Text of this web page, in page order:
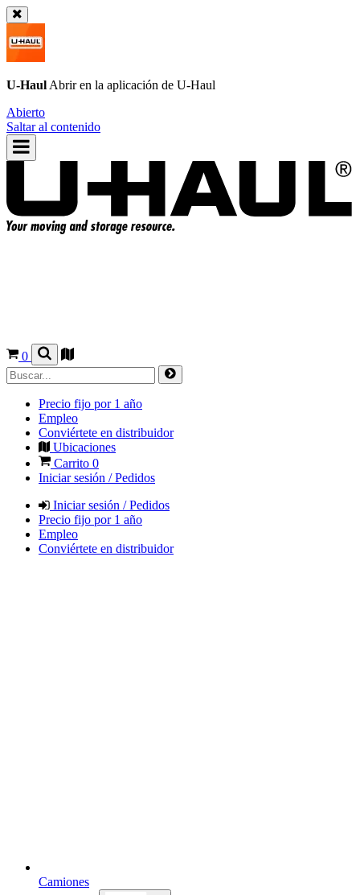
U-Haul Abrir en la aplicación de U-Haul
Abierto
Saltar al contenido
0
Precio fijo por 1 año
Empleo
Conviértete en distribuidor
Ubicaciones
Carrito 0
Iniciar sesión / Pedidos
Iniciar sesión / Pedidos
Precio fijo por 1 año
Empleo
Conviértete en distribuidor
Camiones